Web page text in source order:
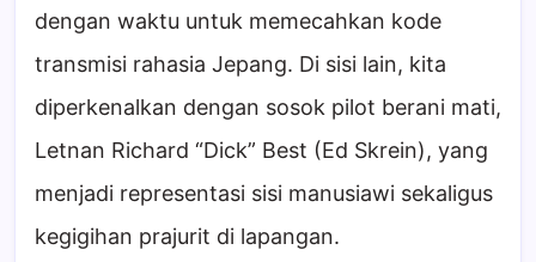
dengan waktu untuk memecahkan kode
transmisi rahasia Jepang. Di sisi lain, kita
diperkenalkan dengan sosok pilot berani mati,
Letnan Richard “Dick” Best (Ed Skrein), yang
menjadi representasi sisi manusiawi sekaligus
kegigihan prajurit di lapangan.